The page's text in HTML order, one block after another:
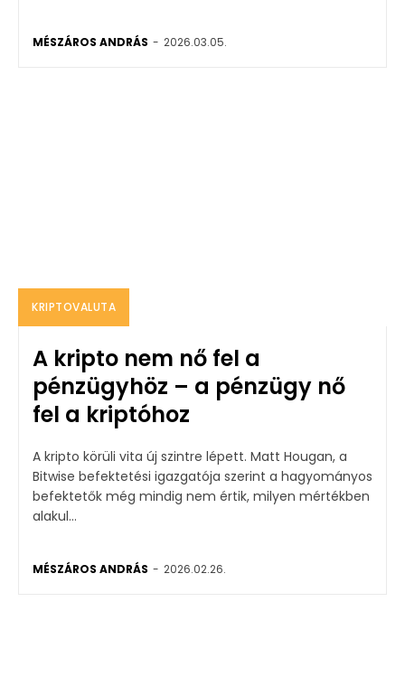
MÉSZÁROS ANDRÁS - 2026.03.05.
KRIPTOVALUTA
A kripto nem nő fel a
pénzügyhöz – a pénzügy nő
fel a kriptóhoz
A kripto körüli vita új szintre lépett. Matt Hougan, a
Bitwise befektetési igazgatója szerint a hagyományos
befektetők még mindig nem értik, milyen mértékben
alakul...
MÉSZÁROS ANDRÁS - 2026.02.26.